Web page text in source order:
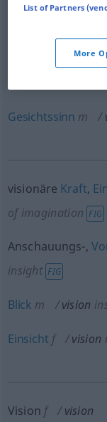
Sehenn vision
Sehvermögenn
Gesichtssinn m
visionäre Kraft,
of imagination FIG
Anschauungs-,
insight FIG
Blick m vision
Einsicht f vision
Vision f vision
List of Partners
More